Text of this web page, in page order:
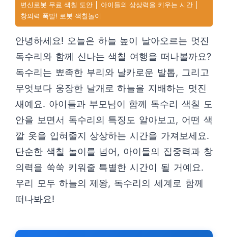
변신로봇 무료 색칠 도안 │ 아이들의 상상력을 키우는 시간 │
창의력 폭발! 로봇 색칠놀이
안녕하세요! 오늘은 하늘 높이 날아오르는 멋진
독수리와 함께 신나는 색칠 여행을 떠나볼까요?
독수리는 뾰족한 부리와 날카로운 발톱, 그리고
무엇보다 웅장한 날개로 하늘을 지배하는 멋진
새예요. 아이들과 부모님이 함께 독수리 색칠 도
안을 보면서 독수리의 특징도 알아보고, 어떤 색
깔 옷을 입혀줄지 상상하는 시간을 가져보세요.
단순한 색칠 놀이를 넘어, 아이들의 집중력과 창
의력을 쑥쑥 키워줄 특별한 시간이 될 거예요.
우리 모두 하늘의 제왕, 독수리의 세계로 함께
떠나봐요!